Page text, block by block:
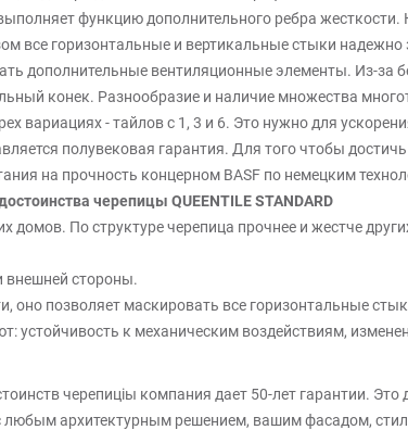
функцию дополнительного ребра
все горизонтальные и вертикальные стыки
дополнительные вентиляционные элементы. Из-за
конек. Разнообразие и наличие множества
вариациях - тайлов с 1, 3 и 6. Это нужно для
полувековая гарантия. Для того чтобы
на прочность концерном BASF по немецким
черепицы QUEENTILE STANDARD
домов. По структуре черепица прочнее и жестче
внешней стороны.
оно позволяет маскировать все горизонтальные
устойчивость к механическим воздействиям,
черепиціы компания дает 50-лет гарантии.
с любым архитектурным решением, вашим фасадом,